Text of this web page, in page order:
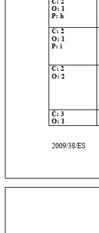
2009/38/ES
O: 1
P: h
Č: 2
O: 1
P: i
Č: 2
O: 2
Č: 3
O: 1